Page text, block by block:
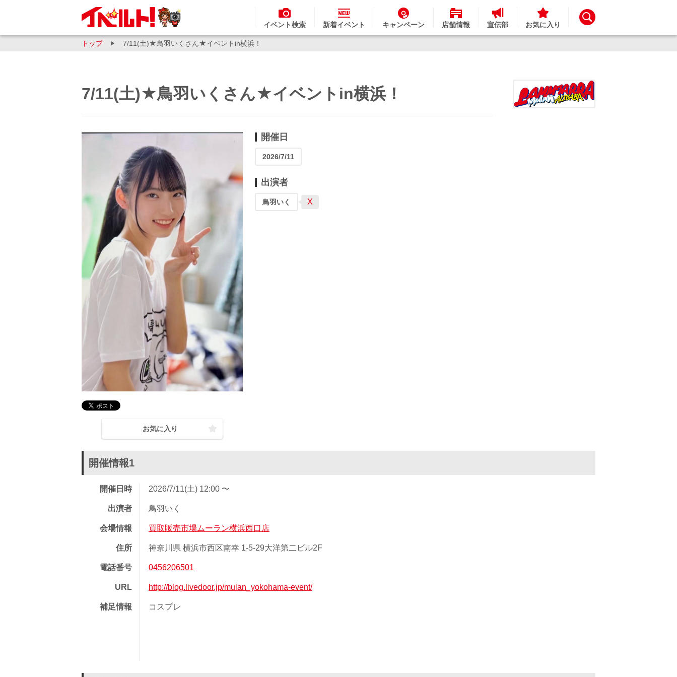
イベント検索 新着イベント キャンペーン 店舗情報 宣伝部 お気に入り
トップ 7/11(土)★鳥羽いくさん★イベントin横浜！
7/11(土)★鳥羽いくさん★イベントin横浜！
お気に入り
開催日
2026/7/11
出演者
鳥羽いく X
開催情報1
開催日時 2026/7/11(土) 12:00 〜
出演者 鳥羽いく
会場情報 買取販売市場ムーラン横浜西口店
住所 神奈川県 横浜市西区南幸 1-5-29大洋第二ビル2F
電話番号 0456206501
URL http://blog.livedoor.jp/mulan_yokohama-event/
補足情報 コスプレ